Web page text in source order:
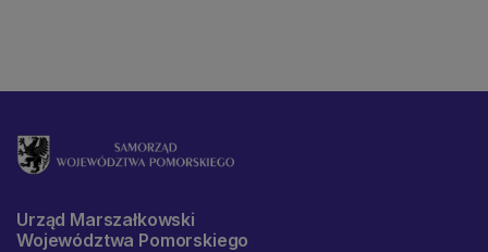
Urząd Marszałkowski
Województwa Pomorskiego